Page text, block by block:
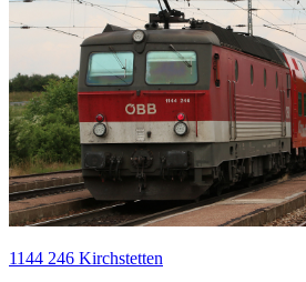
1144 246 Kirchstetten